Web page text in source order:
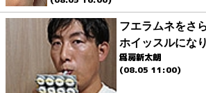
フエラムネをさ
ホイッスルにな
爲房新太朗
(08.05 11:00)